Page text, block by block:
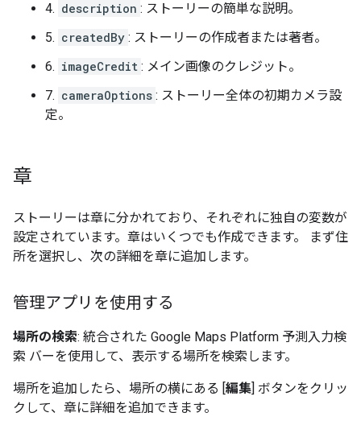
4. description : ストーリーの簡単な説明。
5. createdBy : ストーリーの作成者または著者。
6. imageCredit : メイン画像のクレジット。
7. cameraOptions : ストーリー全体の初期カメラ設
定。
章
ストーリーは章に分かれており、それぞれに独自の変数が
設定されています。章はいくつでも作成できます。 まず住
所を選択し、次の詳細を章に追加します。
管理アプリを使用する
場所の検索: 統合された Google Maps Platform 予測入力検
索 バーを使用して、表示する場所を検索します。
場所を追加したら、場所の横にある [編集] ボタンをクリッ
クして、章に詳細を追加できます。